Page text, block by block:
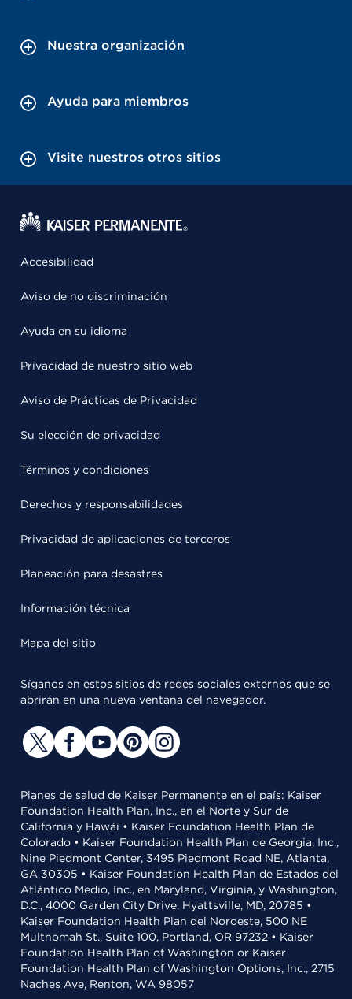
Nuestra organización
Ayuda para miembros
Visite nuestros otros sitios
Accesibilidad
Aviso de no discriminación
Ayuda en su idioma
Privacidad de nuestro sitio web
Aviso de Prácticas de Privacidad
Su elección de privacidad
Términos y condiciones
Derechos y responsabilidades
Privacidad de aplicaciones de terceros
Planeación para desastres
Información técnica
Mapa del sitio
Síganos en estos sitios de redes sociales externos que se
abrirán en una nueva ventana del navegador.
Planes de salud de Kaiser Permanente en el país: Kaiser
Foundation Health Plan, Inc., en el Norte y Sur de
California y Hawái • Kaiser Foundation Health Plan de
Colorado • Kaiser Foundation Health Plan de Georgia, Inc.,
Nine Piedmont Center, 3495 Piedmont Road NE, Atlanta,
GA 30305 • Kaiser Foundation Health Plan de Estados del
Atlántico Medio, Inc., en Maryland, Virginia, y Washington,
D.C., 4000 Garden City Drive, Hyattsville, MD, 20785 •
Kaiser Foundation Health Plan del Noroeste, 500 NE
Multnomah St., Suite 100, Portland, OR 97232 • Kaiser
Foundation Health Plan of Washington or Kaiser
Foundation Health Plan of Washington Options, Inc., 2715
Naches Ave, Renton, WA 98057